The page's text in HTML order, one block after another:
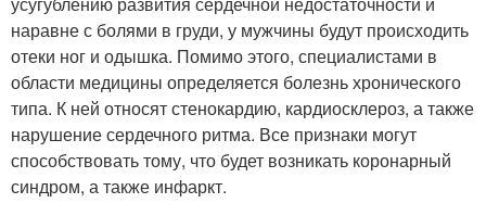
наравне с болями в груди, у мужчины будут происходить
отеки ног и одышка. Помимо этого, специалистами в
области медицины определяется болезнь хронического
типа. К ней относят стенокардию, кардиосклероз, а также
нарушение сердечного ритма. Все признаки могут
способствовать тому, что будет возникать коронарный
синдром, а также инфаркт.